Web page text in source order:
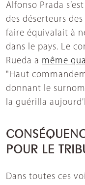
Alfonso Prada
des déserteurs
faire équivalait à
dans le pays. Le
Rueda a même
"Haut
donnant le
la guérilla
POUR LE
Dans toutes ces